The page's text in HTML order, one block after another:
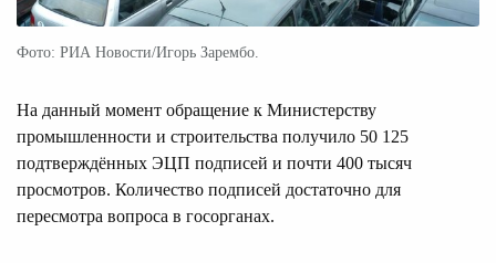
Фото: РИА Новости/Игорь Зарембо.
На данный момент обращение к Министерству
промышленности и строительства получило 50 125
подтверждённых ЭЦП подписей и почти 400 тысяч
просмотров. Количество подписей достаточно для
пересмотра вопроса в госорганах.